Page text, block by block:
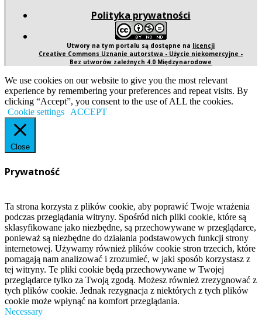
Polityka prywatności
Utwory na tym portalu są dostępne na licencji
Creative Commons Uznanie autorstwa - Użycie niekomercyjne -
Bez utworów zależnych 4.0 Międzynarodowe
We use cookies on our website to give you the most relevant
experience by remembering your preferences and repeat visits. By
clicking “Accept”, you consent to the use of ALL the cookies.
Cookie settings
ACCEPT
Close
Prywatność
Ta strona korzysta z plików cookie, aby poprawić Twoje wrażenia
podczas przeglądania witryny. Spośród nich pliki cookie, które są
sklasyfikowane jako niezbędne, są przechowywane w przeglądarce,
ponieważ są niezbędne do działania podstawowych funkcji strony
internetowej. Używamy również plików cookie stron trzecich, które
pomagają nam analizować i zrozumieć, w jaki sposób korzystasz z
tej witryny. Te pliki cookie będą przechowywane w Twojej
przeglądarce tylko za Twoją zgodą. Możesz również zrezygnować z
tych plików cookie. Jednak rezygnacja z niektórych z tych plików
cookie może wpłynąć na komfort przeglądania.
Necessary